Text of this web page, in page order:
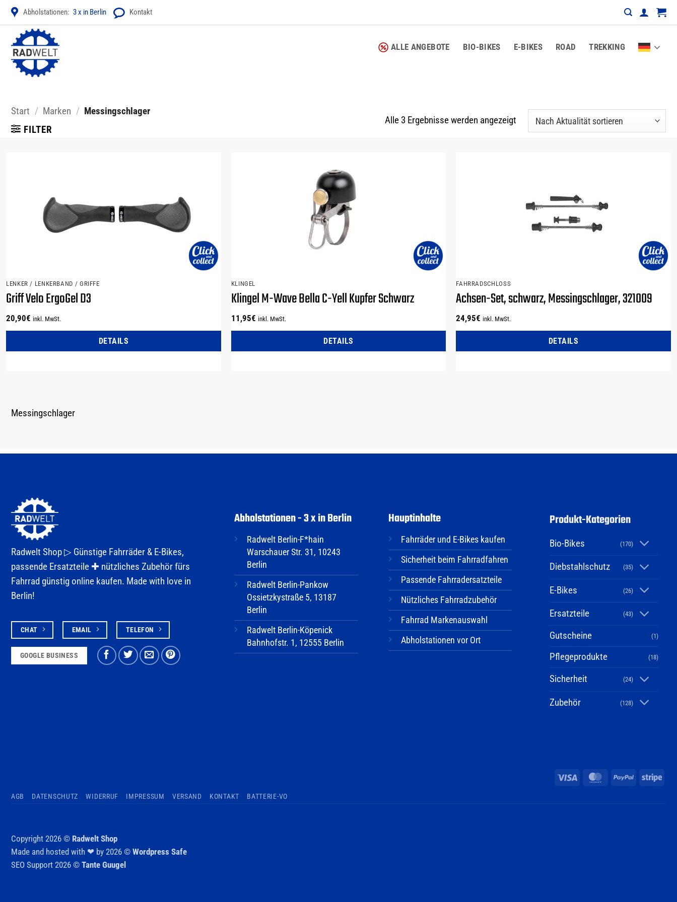
Zum
Inhalt
springen
Abholstationen: 3 x in Berlin Kontakt
ALLE ANGEBOTE BIO-BIKES E-BIKES ROAD TREKKING
Start / Marken / Messingschlager
FILTER
Alle 3 Ergebnisse werden angezeigt
Aktualität
LENKER / LENKERBAND / GRIFFE
Griff Velo ErgoGel D3
20,90€ inkl. MwSt.
DETAILS
KLINGEL
Klingel M-Wave Bella C-Yell Kupfer Schwarz
11,95€ inkl. MwSt.
DETAILS
FAHRRADSCHLOSS
Achsen-Set, schwarz, Messingschlager, 321009
24,95€ inkl. MwSt.
DETAILS
Messingschlager
Radwelt Shop ▷ Günstige Fahrräder & E-Bikes,
passende Ersatzteile ✚ nützliches Zubehör fürs
Fahrrad günstig online kaufen. Made with love in
Berlin!
CHAT EMAIL TELEFON
GOOGLE BUSINESS
Abholstationen - 3 x in Berlin
Radwelt Berlin-F*hain
Warschauer Str. 31, 10243
Berlin
Radwelt Berlin-Pankow
Ossietzkystraße 5, 13187
Berlin
Radwelt Berlin-Köpenick
Bahnhofstr. 1, 12555 Berlin
Hauptinhalte
Fahrräder und E-Bikes kaufen
Sicherheit beim Fahrradfahren
Passende Fahrradersatzteile
Nützliches Fahrradzubehör
Fahrrad Markenauswahl
Abholstationen vor Ort
Produkt-Kategorien
Bio-Bikes (170)
Diebstahlschutz (35)
E-Bikes (26)
Ersatzteile (43)
Gutscheine (1)
Pflegeprodukte (18)
Sicherheit (24)
Zubehör (128)
Visa MasterCardPayPal
AGB DATENSCHUTZ WIDERRUF IMPRESSUM VERSAND KONTAKT BATTERIE-VO
Copyright 2026 © Radwelt Shop
Made and hosted with ❤ by 2026 © Wordpress Safe
SEO Support 2026 © Tante Guugel